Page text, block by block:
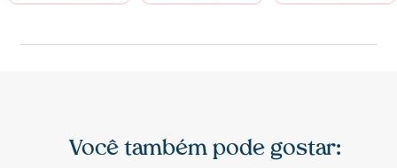
Você também pode gostar: